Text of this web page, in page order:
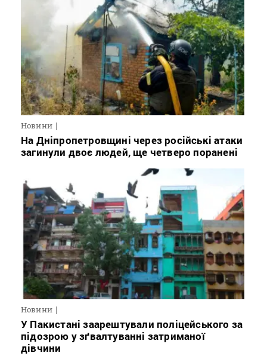
Новини
На Дніпропетровщині через російські атаки
загинули двоє людей, ще четверо поранені
Новини
У Пакистані заарештували поліцейського за
підозрою у зґвалтуванні затриманої
дівчини